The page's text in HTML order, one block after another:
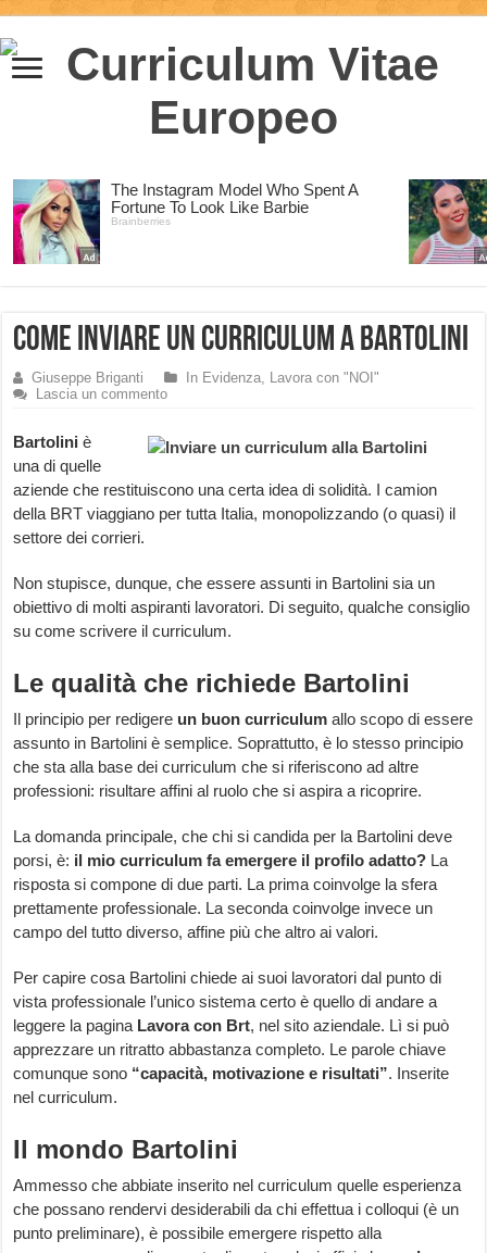
Come inviare un curriculum a Bartolini
Giuseppe Briganti In Evidenza, Lavora con "NOI"
Lascia un commento
Bartolini è
una di quelle
aziende che restituiscono una certa idea di solidità. I camion
della BRT viaggiano per tutta Italia, monopolizzando (o quasi) il
settore dei corrieri.
Non stupisce, dunque, che essere assunti in Bartolini sia un
obiettivo di molti aspiranti lavoratori. Di seguito, qualche consiglio
su come scrivere il curriculum.
Le qualità che richiede Bartolini
Il principio per redigere un buon curriculum allo scopo di essere
assunto in Bartolini è semplice. Soprattutto, è lo stesso principio
che sta alla base dei curriculum che si riferiscono ad altre
professioni: risultare affini al ruolo che si aspira a ricoprire.
La domanda principale, che chi si candida per la Bartolini deve
porsi, è: il mio curriculum fa emergere il profilo adatto? La
risposta si compone di due parti. La prima coinvolge la sfera
prettamente professionale. La seconda coinvolge invece un
campo del tutto diverso, affine più che altro ai valori.
Per capire cosa Bartolini chiede ai suoi lavoratori dal punto di
vista professionale l’unico sistema certo è quello di andare a
leggere la pagina Lavora con Brt, nel sito aziendale. Lì si può
apprezzare un ritratto abbastanza completo. Le parole chiave
comunque sono “capacità, motivazione e risultati”. Inserite
nel curriculum.
Il mondo Bartolini
Ammesso che abbiate inserito nel curriculum quelle esperienza
che possano rendervi desiderabili da chi effettua i colloqui (è un
punto preliminare), è possibile emergere rispetto alla